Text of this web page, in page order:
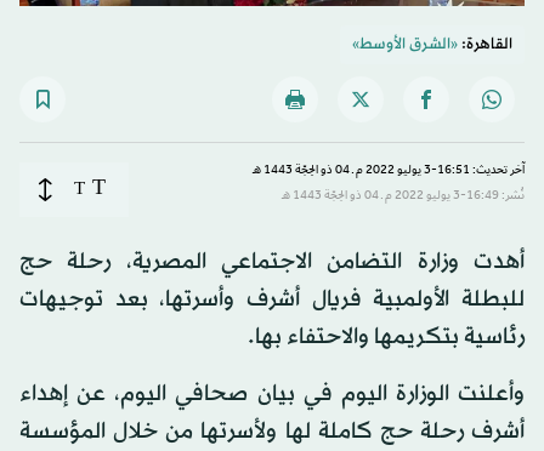
القاهرة:«الشرق الأوسط»
آخر تحديث: 16:51-3 يوليو 2022 م ـ 04 ذو الحِجّة 1443 هـ
نُشر: 16:49-3 يوليو 2022 م ـ 04 ذو الحِجّة 1443 هـ
T
T
أهدت وزارة التضامن الاجتماعي المصرية، رحلة حج
للبطلة الأولمبية فريال أشرف وأسرتها، بعد توجيهات
رئاسية بتكريمها والاحتفاء بها.
وأعلنت الوزارة اليوم في بيان صحافي اليوم، عن إهداء
أشرف رحلة حج كاملة لها ولأسرتها من خلال المؤسسة